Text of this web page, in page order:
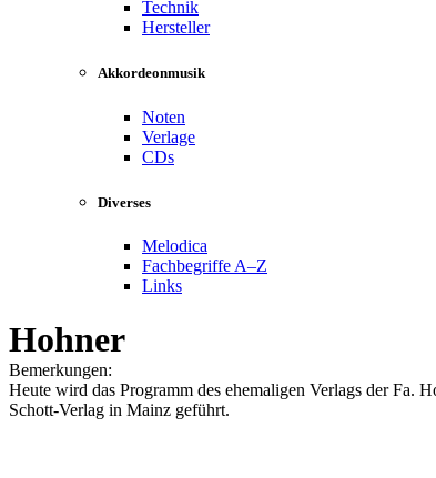
Technik
Hersteller
Akkordeonmusik
Noten
Verlage
CDs
Diverses
Melodica
Fachbegriffe A–Z
Links
Hohner
Bemerkungen:
Heute wird das Programm des ehemaligen Verlags der Fa.
Schott-Verlag in Mainz geführt.